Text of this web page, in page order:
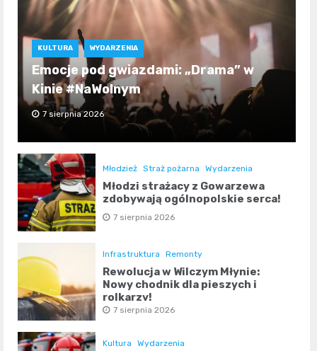
KULTURA WYDARZENIA
Emocje pod gwiazdami: „Drama” w
Kinie #NaWolnym
7 sierpnia 2026
Młodzież Straż pożarna Wydarzenia
Młodzi strażacy z Gowarzewa
zdobywają ogólnopolskie serca!
7 sierpnia 2026
Infrastruktura Remonty
Rewolucja w Wilczym Młynie:
Nowy chodnik dla pieszych i
rolkarzy!
7 sierpnia 2026
Kultura Wydarzenia